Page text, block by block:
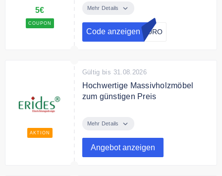
5€
COUPON
Rabatt auf das gesamte Sortiment.
Bedingungen
Einmal andwenbar.
Mehr Details
Code anzeigen EURO
AKTION
Gültig bis 31.08.2026
Hochwertige Massivholzmöbel
zum günstigen Preis
hochwertige Massivholzmöbel
Mehr Details
Angebot anzeigen